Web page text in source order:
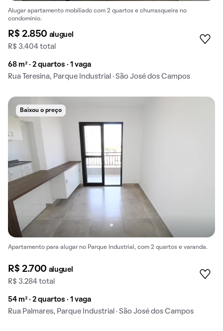
Alugar apartamento mobiliado com 2 quartos e churrasqueira no
condomínio.
R$ 2.850 aluguel
R$ 3.404 total
68 m² · 2 quartos · 1 vaga
Rua Teresina, Parque Industrial · São José dos Campos
Baixou o preço
Apartamento para alugar no Parque Industrial, com 2 quartos e varanda.
R$ 2.700 aluguel
R$ 3.284 total
54 m² · 2 quartos · 1 vaga
Rua Palmares, Parque Industrial · São José dos Campos